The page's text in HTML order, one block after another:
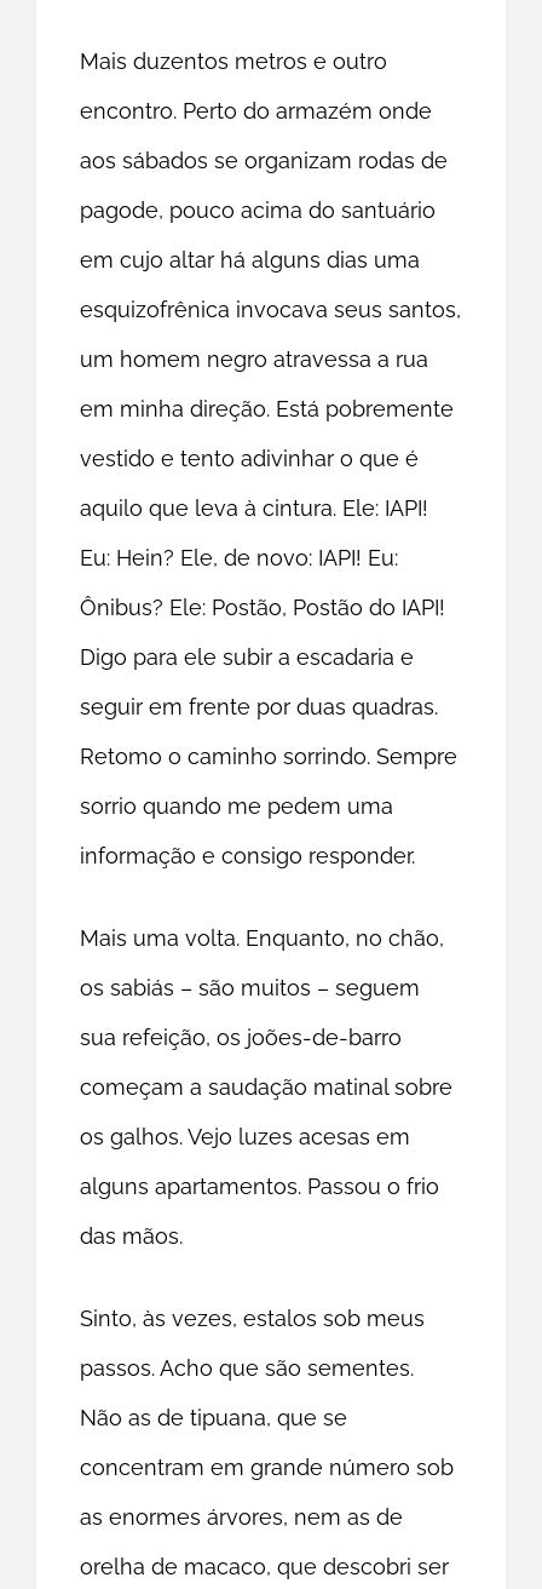
Mais duzentos metros e outro
encontro. Perto do armazém onde
aos sábados se organizam rodas de
pagode, pouco acima do santuário
em cujo altar há alguns dias uma
esquizofrênica invocava seus santos,
um homem negro atravessa a rua
em minha direção. Está pobremente
vestido e tento adivinhar o que é
aquilo que leva à cintura. Ele: IAPI!
Eu: Hein? Ele, de novo: IAPI! Eu:
Ônibus? Ele: Postão, Postão do IAPI!
Digo para ele subir a escadaria e
seguir em frente por duas quadras.
Retomo o caminho sorrindo. Sempre
sorrio quando me pedem uma
informação e consigo responder.
Mais uma volta. Enquanto, no chão,
os sabiás – são muitos – seguem
sua refeição, os joões-de-barro
começam a saudação matinal sobre
os galhos. Vejo luzes acesas em
alguns apartamentos. Passou o frio
das mãos.
Sinto, às vezes, estalos sob meus
passos. Acho que são sementes.
Não as de tipuana, que se
concentram em grande número sob
as enormes árvores, nem as de
orelha de macaco, que descobri ser